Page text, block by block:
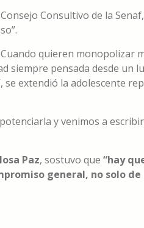
Consultivo de la
quieren monopolizar
siempre pensada desde un
se extendió la adolescente
y venimos a
Paz, sostuvo que “hay
general, no solo